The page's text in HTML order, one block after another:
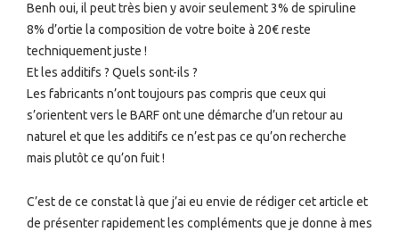
Benh oui, il peut très bien y avoir seulement 3% de spiruline
8% d’ortie la composition de votre boite à 20€ reste
techniquement juste !
Et les additifs ? Quels sont-ils ?
Les fabricants n’ont toujours pas compris que ceux qui
s’orientent vers le BARF ont une démarche d’un retour au
naturel et que les additifs ce n’est pas ce qu’on recherche
mais plutôt ce qu’on fuit !
C’est de ce constat là que j’ai eu envie de rédiger cet article et
de présenter rapidement les compléments que je donne à mes